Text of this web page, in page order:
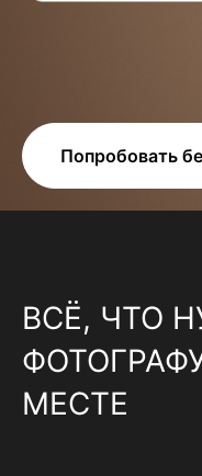
Попробовать
ВСЁ, ЧТО
МЕСТЕ